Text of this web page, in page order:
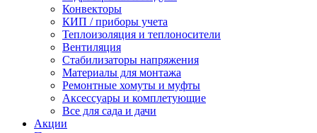
Конвекторы
КИП / приборы учета
Теплоизоляция и теплоносители
Вентиляция
Стабилизаторы напряжения
Материалы для монтажа
Ремонтные хомуты и муфты
Аксессуары и комплетующие
Все для сада и дачи
Акции